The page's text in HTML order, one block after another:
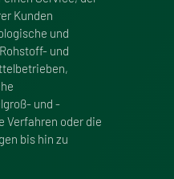
Kunden
und
und
ß- und -
Verfahren oder die
bis hin zu